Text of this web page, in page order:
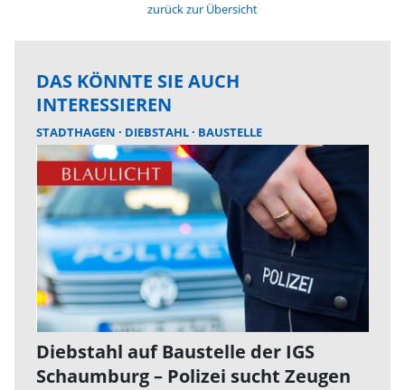
zurück zur Übersicht
DAS KÖNNTE SIE AUCH
INTERESSIEREN
STADTHAGEN DIEBSTAHL BAUSTELLE
Diebstahl auf Baustelle der IGS
Schaumburg – Polizei sucht Zeugen